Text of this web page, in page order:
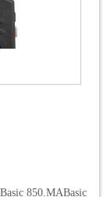
850.MABasic